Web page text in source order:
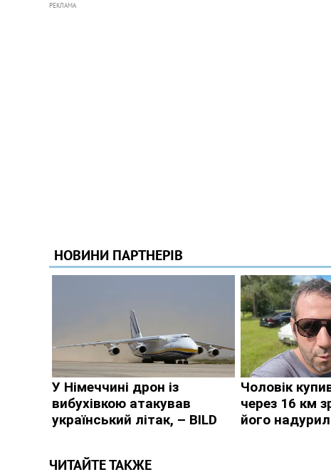
РЕКЛАМА
ЧИТАЙТЕ ТАКЖЕ